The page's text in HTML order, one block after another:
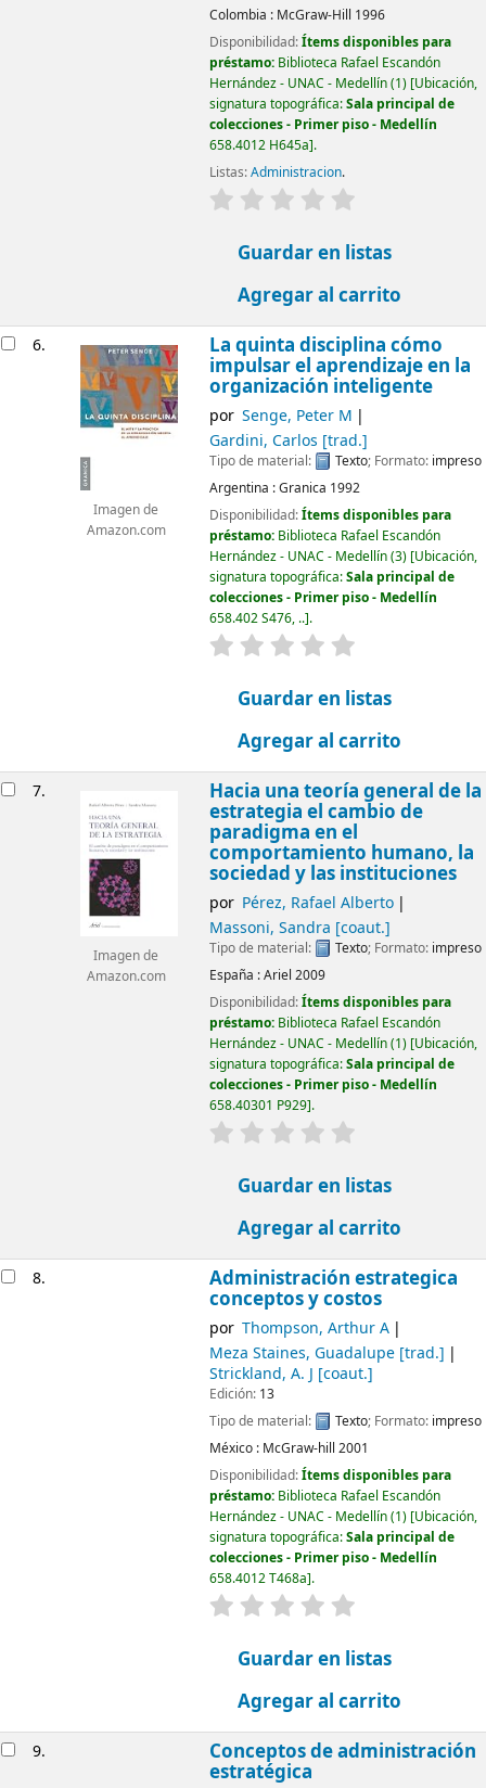
Colombia : McGraw-Hill 1996
Disponibilidad:Ítems disponibles para
préstamo: Biblioteca Rafael Escandón
Hernández - UNAC - Medellín(1) Ubicación,
signatura topográfica:Sala principal de
colecciones - Primer piso - Medellín
658.4012 H645a .
Listas:Administracion.
valoración
Guardar en listas
Agregar al carrito
6.
Imagen de
Amazon.com
La quinta disciplina cómo
impulsar el aprendizaje en la
organización inteligente
por Senge, Peter M
Gardini, Carlos [trad.]
Tipo de material: Texto; Formato: impreso
Argentina :Granica 1992
Disponibilidad:Ítems disponibles para
préstamo: Biblioteca Rafael Escandón
Hernández - UNAC - Medellín(3) Ubicación,
signatura topográfica:Sala principal de
colecciones - Primer piso - Medellín
658.402 S476, .. .
valoración
Guardar en listas
Agregar al carrito
7.
Imagen de
Amazon.com
Hacia una teoría general de la
estrategia el cambio de
paradigma en el
comportamiento humano, la
sociedad y las instituciones
por Pérez, Rafael Alberto
Massoni, Sandra [coaut.]
Tipo de material: Texto; Formato: impreso
España :Ariel 2009
Disponibilidad:Ítems disponibles para
préstamo: Biblioteca Rafael Escandón
Hernández - UNAC - Medellín(1) Ubicación,
signatura topográfica:Sala principal de
colecciones - Primer piso - Medellín
658.40301 P929 .
valoración
Guardar en listas
Agregar al carrito
8. Administración estrategica
conceptos y costos
por Thompson, Arthur A
Meza Staines, Guadalupe[trad.]
Strickland, A. J [coaut.]
Edición: 13
Tipo de material:
Texto; Formato: impreso
México : McGraw-hill 2001
Disponibilidad:Ítems disponibles para
préstamo: Biblioteca Rafael Escandón
Hernández - UNAC - Medellín(1) Ubicación,
signatura topográfica:Sala principal de
colecciones - Primer piso - Medellín
658.4012 T468a .
valoración
Guardar en listas
Agregar al carrito
9. Conceptos de administración
estratégica